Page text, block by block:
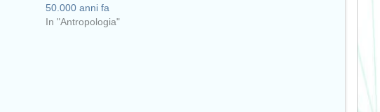
50.000 anni fa
In "Antropologia"